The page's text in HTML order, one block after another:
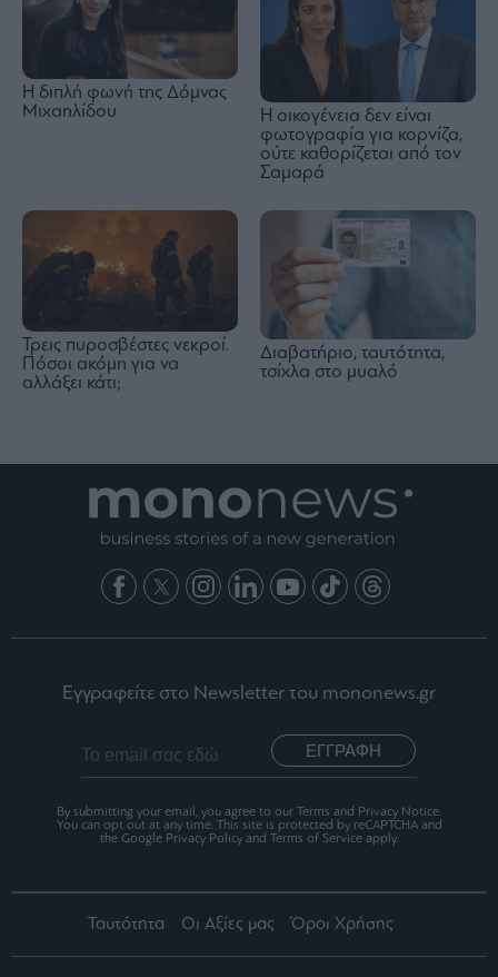
Η διπλή φωνή της Δόμνας
Μιχαηλίδου
Η οικογένεια δεν είναι
φωτογραφία για κορνίζα,
ούτε καθορίζεται από τον
Σαμαρά
Τρεις πυροσβέστες νεκροί.
Πόσοι ακόμη για να
αλλάξει κάτι;
Διαβατήριο, ταυτότητα,
τσίχλα στο μυαλό
Εγγραφείτε στο Newsletter του mononews.gr
ΕΓΓΡΑΦΗ
By submitting your email, you agree to our Terms and Privacy Notice.
You can opt out at any time. This site is protected by reCAPTCHA and
the Google Privacy Policy and Terms of Service apply.
Ταυτότητα Οι Αξίες μας Όροι Χρήσης